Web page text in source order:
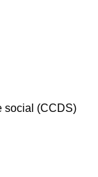
social (CCDS)